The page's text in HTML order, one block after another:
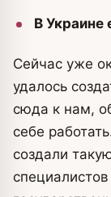
В Украине
Сейчас уже
удалось
сюда к нам,
себе
создали